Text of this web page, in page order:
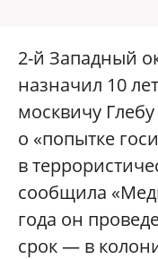
2-й Западный
назначил 10
москвичу
о «попытке
в
сообщила
года он
срок — в